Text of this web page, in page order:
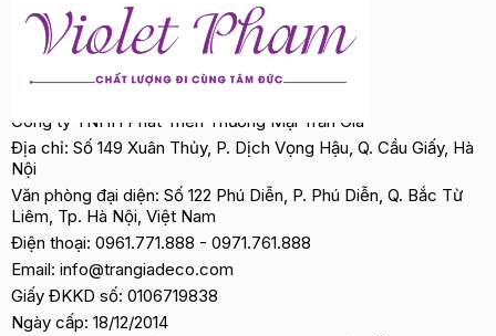
Công ty TNHH Phát Triển Thương Mại Trần Gia
Địa chỉ: Số 149 Xuân Thủy, P. Dịch Vọng Hậu, Q. Cầu Giấy, Hà
Nội
Văn phòng đại diện: Số 122 Phú Diễn, P. Phú Diễn, Q. Bắc Từ
Liêm, Tp. Hà Nội, Việt Nam
Điện thoại: 0961.771.888 - 0971.761.888
Email: info@trangiadeco.com
Giấy ĐKKD số: 0106719838
Ngày cấp: 18/12/2014